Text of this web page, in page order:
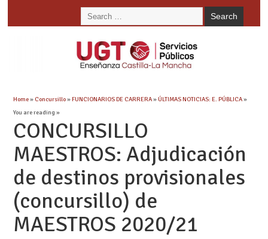
Home» Concursillo»FUNCIONARIOS DE CARRERA»ÚLTIMAS NOTICIAS: E. PÚBLICA»
You are reading »
CONCURSILLO
MAESTROS: Adjudicación
de destinos provisionales
(concursillo) de
MAESTROS 2020/21